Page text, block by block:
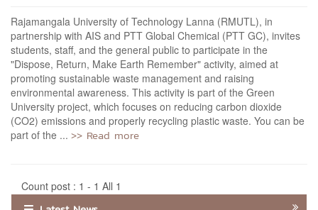
Rajamangala University of Technology Lanna (RMUTL), in
partnership with AIS and PTT Global Chemical (PTT GC), invites
students, staff, and the general public to participate in the
"Dispose, Return, Make Earth Remember" activity, aimed at
promoting sustainable waste management and raising
environmental awareness. This activity is part of the Green
University project, which focuses on reducing carbon dioxide
(CO2) emissions and properly recycling plastic waste. You can be
part of the ... >> Read more
Count post : 1 - 1 All 1